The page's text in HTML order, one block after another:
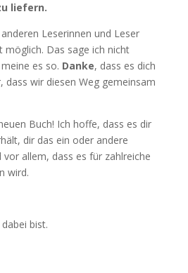
liefern.
Leserinnen und Leser
möglich. Das sage ich nicht
es so. Danke, dass es dich
dass wir diesen Weg gemeinsam
Buch! Ich hoffe, dass es dir
dir das ein oder andere
allem, dass es für zahlreiche
wird.
bist.